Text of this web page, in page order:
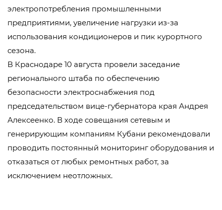
электропотребления промышленными
предприятиями, увеличение нагрузки из-за
использования кондиционеров и пик курортного
сезона.
В Краснодаре 10 августа провели заседание
регионального штаба по обеспечению
безопасности электроснабжения под
председательством вице-губернатора края Андрея
Алексеенко. В ходе совещания сетевым и
генерирующим компаниям Кубани рекомендовали
проводить постоянный мониторинг оборудования и
отказаться от любых ремонтных работ, за
исключением неотложных.